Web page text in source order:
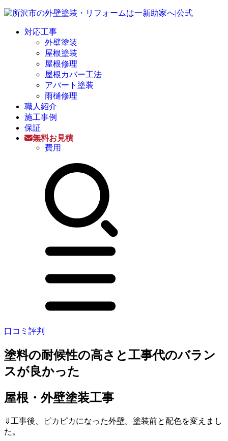
対応工事
外壁塗装
屋根塗装
屋根修理
屋根カバー工法
アパート塗装
雨樋修理
職人紹介
施工事例
保証
無料お見積
費用
口コミ評判
塗料の耐候性の高さと工事代のバラン
スが良かった
屋根・外壁塗装工事
⇓工事後、ピカピカになった外壁。塗装前と配色を変えまし
た。